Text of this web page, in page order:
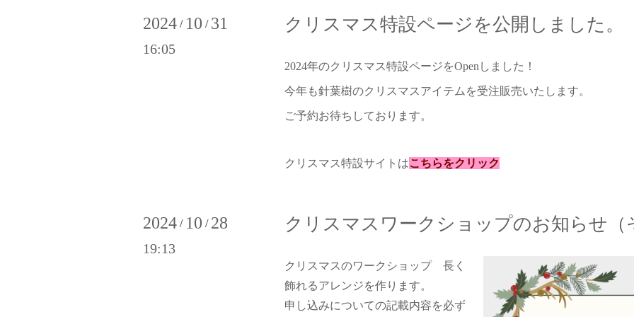
2024 / 10 / 31
16:05
クリスマス特設ページを公開しました。
2024年のクリスマス特設ページをOpenしました！
今年も針葉樹のクリスマスアイテムを受注販売いたします。
ご予約お待ちしております。
クリスマス特設サイトはこちらをクリック
2024 / 10 / 28
19:13
クリスマスワークショップのお知らせ（
クリスマスのワークショップ 長く
飾れるアレンジを作ります。
申し込みについての記載内容を必ず